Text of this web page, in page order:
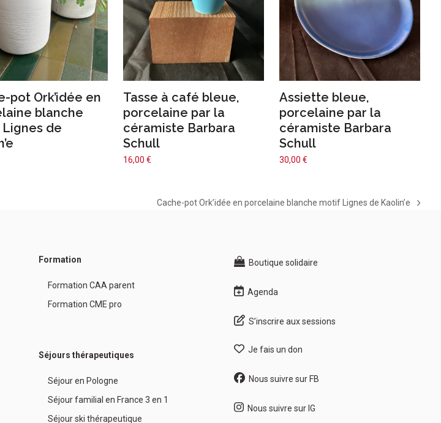
pot Ork’idée en
blanche
de
Tasse à café bleue,
porcelaine par la
céramiste Barbara
Schull
16,00 €
Assiette bleue,
porcelaine par la
céramiste Barbara
Schull
30,00€
next
Cache-pot Ork’idée en porcelaine blanche motif Lignes de Kaolin’e
Formation
Formation CAA parent
Formation CME pro
Séjours thérapeutiques
Séjour en Pologne
Séjour familial en France 3 en 1
Séjour ski thérapeutique
Boutique solidaire
Agenda
S’inscrire aux sessions
Je fais un don
Nous suivre sur FB
Nous suivre sur IG